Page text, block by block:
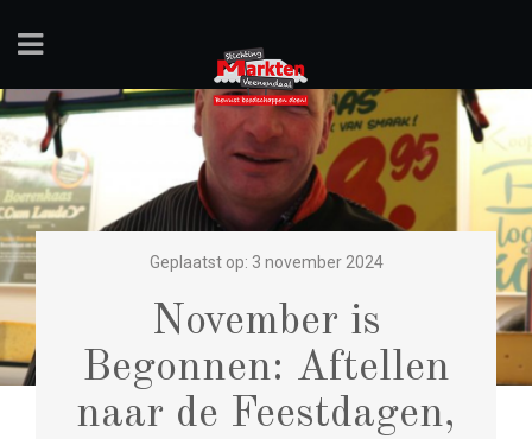
Geplaatst op: 3 november 2024
November is
Begonnen: Aftellen
naar de Feestdagen,